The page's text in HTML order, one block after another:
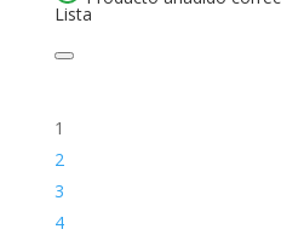
Lista
1
2
3
4